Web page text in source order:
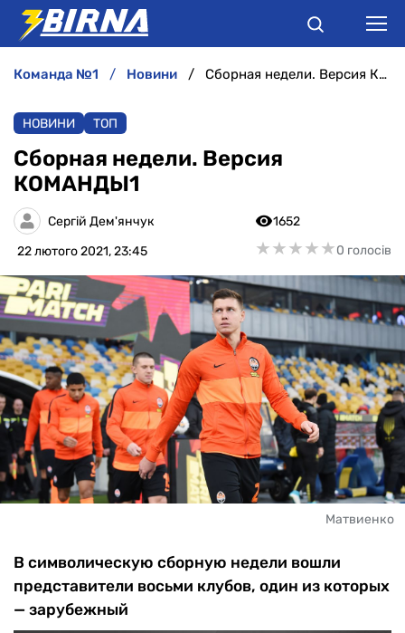
АНАЛІТИКА
ІНТЕРВ'Ю
РІЗНЕ
БУКМЕКЕРИ
команда №1 новини Сборная недели. Версия КОМАНДЫ1
НОВИНИ ТОП
Сборная недели. Версия
КОМАНДЫ1
Сергій Дем'янчук
22 лютого 2021, 23:45
1652
★★★★★
★★★★★0 голосів
Матвиенко
В символическую сборную недели вошли
представители восьми клубов, один из которых
— зарубежный